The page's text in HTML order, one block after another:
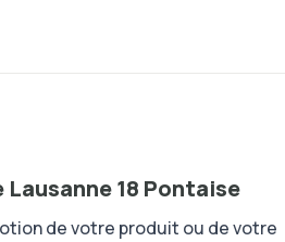
18 Pontaise
de votre produit ou de votre